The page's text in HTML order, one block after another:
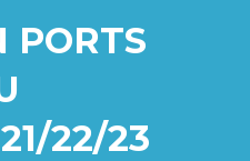
PORTS
22/23